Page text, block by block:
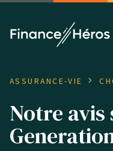
ASSURANCE-VIE
Notre avis